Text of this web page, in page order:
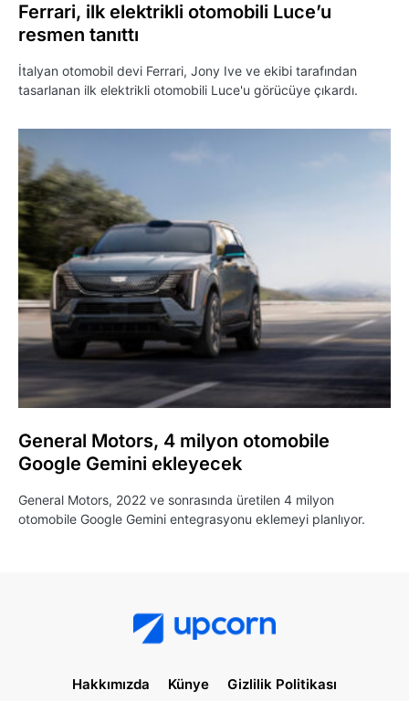
Ferrari, ilk elektrikli otomobili Luce’u
resmen tanıttı
İtalyan otomobil devi Ferrari, Jony Ive ve ekibi tarafından
tasarlanan ilk elektrikli otomobili Luce'u görücüye çıkardı.
General Motors, 4 milyon otomobile
Google Gemini ekleyecek
General Motors, 2022 ve sonrasında üretilen 4 milyon
otomobile Google Gemini entegrasyonu eklemeyi planlıyor.
Hakkımızda Künye Gizlilik Politikası